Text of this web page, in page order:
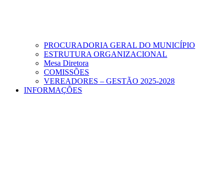
PROCURADORIA GERAL DO MUNICÍPIO
ESTRUTURA ORGANIZACIONAL
Mesa Diretora
COMISSÕES
VEREADORES – GESTÃO 2025-2028
INFORMAÇÕES